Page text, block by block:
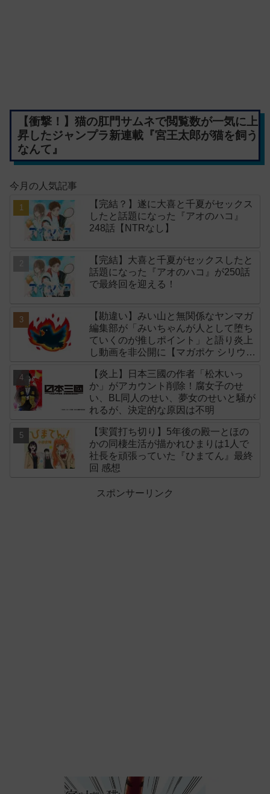
【衝撃！】猫の肛門サムネで閲覧数が一気に上
昇したジャンプラ新連載『宮王太郎が猫を飼う
なんて』
今月の人気記事
【完結？】遂に大喜と千夏がセックス
したと話題になった『アオのハコ』
248話【NTRなし】
【完結】大喜と千夏がセックスしたと
話題になった『アオのハコ』が250話
で最終回を迎える！
【勘違い】みい山と無関係なヤンマガ
編集部が「みいちゃんが人として堕ち
ていくのが推しポイント」と語り炎上
し動画を非公開に【マガポケ シリウ
【炎上】日本三國の作者「松木いっ
か」がアカウント削除！腐女子のせ
い、BL同人のせい、夢女のせいと騒が
れるが、決定的な原因は不明
【実質打ち切り】5年後の殿一とほの
かの同棲生活が描かれひまりは1人で
社長を頑張っていた『ひまてん』最終
回 感想
スポンサーリンク